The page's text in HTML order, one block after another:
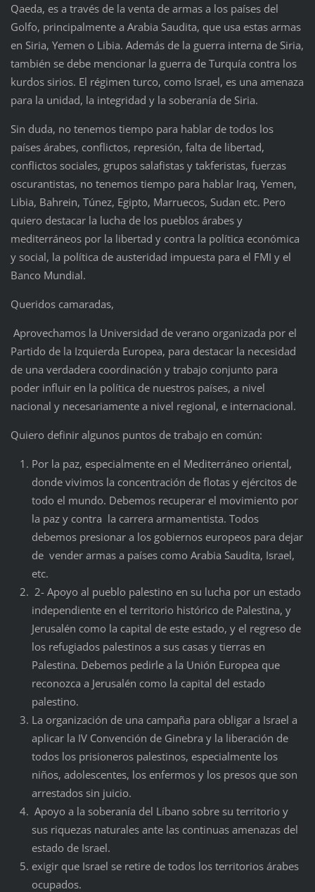
Qaeda, es a través de la venta de armas a los países del
Golfo, principalmente a Arabia Saudita, que usa estas armas
en Siria, Yemen o Libia. Además de la guerra interna de Siria,
también se debe mencionar la guerra de Turquía contra los
kurdos sirios. El régimen turco, como Israel, es una amenaza
para la unidad, la integridad y la soberanía de Siria.
Sin duda, no tenemos tiempo para hablar de todos los
países árabes, conflictos, represión, falta de libertad,
conflictos sociales, grupos salafistas y takferistas, fuerzas
oscurantistas, no tenemos tiempo para hablar Iraq, Yemen,
Libia, Bahrein, Túnez, Egipto, Marruecos, Sudan etc. Pero
quiero destacar la lucha de los pueblos árabes y
mediterráneos por la libertad y contra la política económica
y social, la política de austeridad impuesta para el FMI y el
Banco Mundial.
Queridos camaradas,
Aprovechamos la Universidad de verano organizada por el
Partido de la Izquierda Europea, para destacar la necesidad
de una verdadera coordinación y trabajo conjunto para
poder influir en la política de nuestros países, a nivel
nacional y necesariamente a nivel regional, e internacional.
Quiero definir algunos puntos de trabajo en común:
Por la paz, especialmente en el Mediterráneo oriental,
donde vivimos la concentración de flotas y ejércitos de
todo el mundo. Debemos recuperar el movimiento por
la paz y contra la carrera armamentista. Todos
debemos presionar a los gobiernos europeos para dejar
de vender armas a países como Arabia Saudita, Israel,
etc.
2- Apoyo al pueblo palestino en su lucha por un estado
independiente en el territorio histórico de Palestina, y
Jerusalén como la capital de este estado, y el regreso de
los refugiados palestinos a sus casas y tierras en
Palestina. Debemos pedirle a la Unión Europea que
reconozca a Jerusalén como la capital del estado
palestino.
La organización de una campaña para obligar a Israel a
aplicar la IV Convención de Ginebra y la liberación de
todos los prisioneros palestinos, especialmente los
niños, adolescentes, los enfermos y los presos que son
arrestados sin juicio.
Apoyo a la soberanía del Líbano sobre su territorio y
sus riquezas naturales ante las continuas amenazas del
estado de Israel.
exigir que Israel se retire de todos los territorios árabes
ocupados.